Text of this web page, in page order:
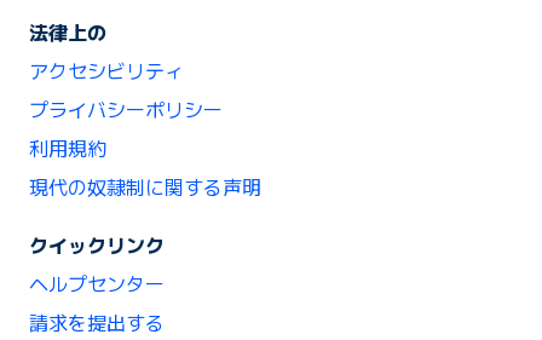
法律上の
アクセシビリティ
プライバシーポリシー
利用規約
現代の奴隷制に関する声明
クイックリンク
ヘルプセンター
請求を提出する